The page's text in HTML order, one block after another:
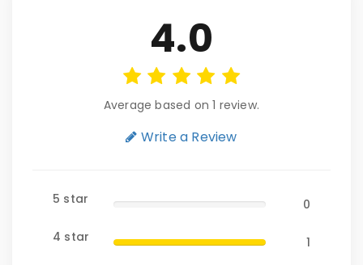
4.0
Average based on 1 review.
Write a Review
5 star
0
4 star
1